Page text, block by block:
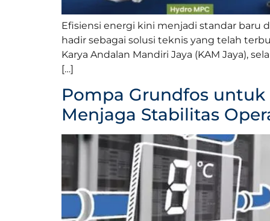
Efisiensi energi kini menjadi standar baru
hadir sebagai solusi teknis yang telah
Karya Andalan Mandiri Jaya (KAM Jaya),
[…]
Pompa Grundfos untuk
Menjaga Stabilitas